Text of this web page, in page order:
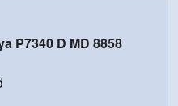
P7340 D MD 8858